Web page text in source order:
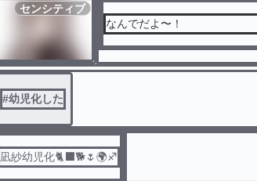
センシティブ
なんでだよ〜！
#幼児化した
凪紗幼児化🐈⬛🐕🌷🌍♐